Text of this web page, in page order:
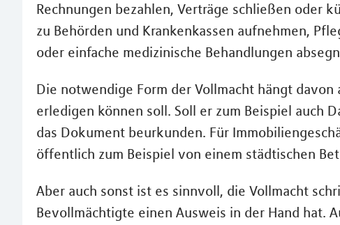
Rechnungen bezahlen, Verträge schließen oder
zu Behörden und Krankenkassen aufnehmen,
oder einfache medizinische Behandlungen
Die notwendige Form der Vollmacht hängt
erledigen können soll. Soll er zum Beispiel auch
das Dokument beurkunden. Für
öffentlich zum Beispiel von einem städtischen
Aber auch sonst ist es sinnvoll, die Vollmacht
Bevollmächtigte einen Ausweis in der Hand hat.